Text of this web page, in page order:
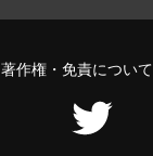
著作権・免責について